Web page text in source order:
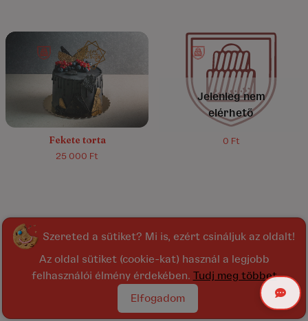
5.0/5 (1)
Fekete torta
25 000 Ft
Jelenleg nem
elérhető
0 Ft
Szereted a sütiket? Mi is, ezért csináljuk az oldalt!
Az oldal sütiket (cookie-kat) használ a legjobb
felhasználói élmény érdekében. Tudj meg többet
Elfogadom